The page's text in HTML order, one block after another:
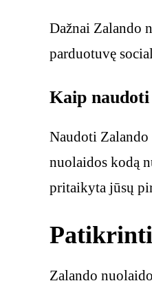
Dažnai Zalando
parduotuvę
Kaip naudoti
Naudoti Zalando
nuolaidos kodą
pritaikyta jūsų
Patikrinti
Zalando